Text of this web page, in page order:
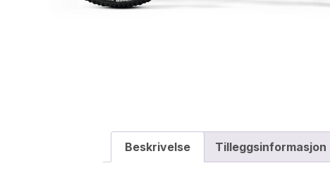
Beskrivelse Tilleggsinformasjon